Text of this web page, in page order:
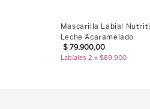
Mascarilla Labial
Leche Acaramelado
$ 79.900,00
Labiales 2 x $89.900